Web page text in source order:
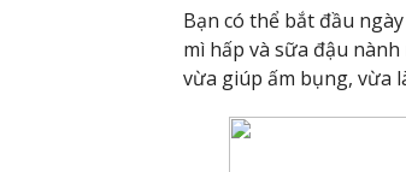
Bạn có thể bắt đầu
mì hấp và sữa đậu
vừa giúp ấm bụng, vừa